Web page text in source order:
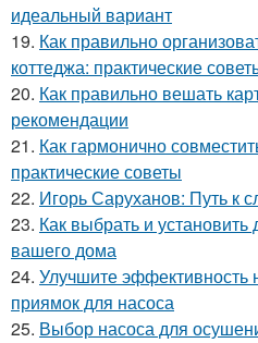
идеальный вариант
19. Как правильно
коттеджа: практические
20. Как правильно вешать
рекомендации
21. Как гармонично
практические советы
22. Игорь Саруханов: Путь к
23. Как выбрать и
вашего дома
24. Улучшите эффективность
приямок для насоса
25. Выбор насоса для